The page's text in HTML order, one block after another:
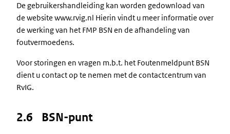
De gebruikershandleiding kan worden gedownload van
de website www.rvig.nl Hierin vindt u meer informatie over
de werking van het FMP BSN en de afhandeling van
foutvermoedens.
Voor storingen en vragen m.b.t. het Foutenmeldpunt BSN
dient u contact op te nemen met de contactcentrum van
RvIG.
2.6 BSN-punt